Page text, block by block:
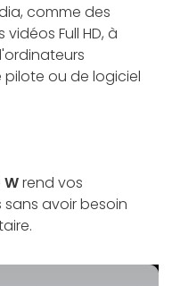
comme des
Full HD, à
ou de logiciel
rend vos
avoir besoin